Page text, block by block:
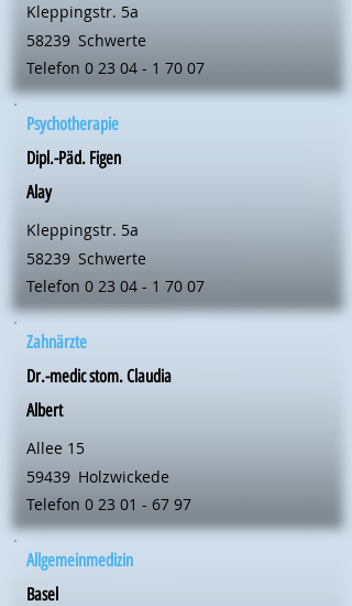
Kleppingstr. 5a
58239 Schwerte
Telefon 0 23 04 - 1 70 07
Psychotherapie
Dipl.-Päd. Figen
Alay
Kleppingstr. 5a
58239 Schwerte
Telefon 0 23 04 - 1 70 07
Zahnärzte
Dr.-medic stom. Claudia
Albert
Allee 15
59439 Holzwickede
Telefon 0 23 01 - 67 97
Allgemeinmedizin
Basel